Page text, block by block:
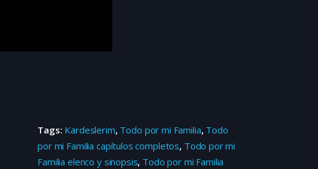
Tags: Kardeslerim, Todo por mi Familia, Todo
por mi Familia capítulos completos, Todo por mi
Familia elenco y sinopsis, Todo por mi Familia